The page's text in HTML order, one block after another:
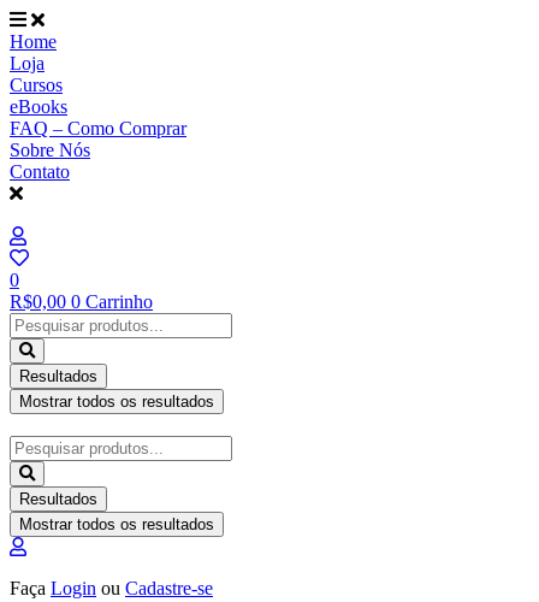
Ir
para
o
conteúdo
Home
Loja
Cursos
eBooks
FAQ – Como Comprar
Sobre Nós
Contato
0
R$0,00 0 Carrinho
Pesquisar
...
Resultados
Mostrar todos os resultados
Pesquisar
...
Resultados
Mostrar todos os resultados
Faça Login ou Cadastre-se